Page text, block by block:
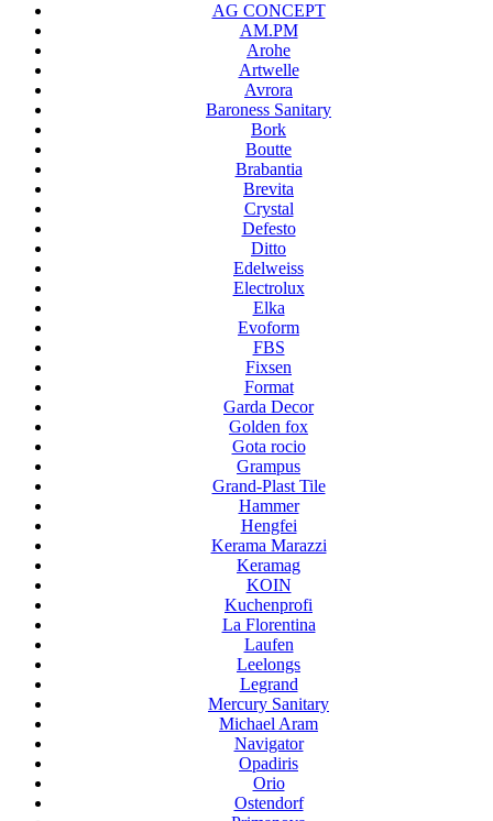
AG CONCEPT
AM.PM
Arohe
Artwelle
Avrora
Baroness Sanitary
Bork
Boutte
Brabantia
Brevita
Crystal
Defesto
Ditto
Edelweiss
Electrolux
Elka
Evoform
FBS
Fixsen
Format
Garda Decor
Golden fox
Gota rocio
Grampus
Grand-Plast Tile
Hammer
Hengfei
Kerama Marazzi
Keramag
KOIN
Kuchenprofi
La Florentina
Laufen
Leelongs
Legrand
Mercury Sanitary
Michael Aram
Navigator
Opadiris
Orio
Ostendorf